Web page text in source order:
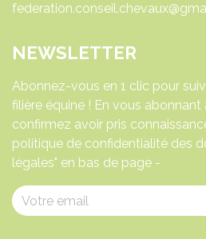
NEWSLETTER
Abonnez-vous en 1 clic pour
filière équine ! En vous
confirmez avoir pris
politique de confidentialité des
légales" en bas de page -